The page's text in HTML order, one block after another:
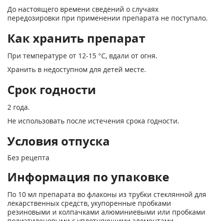
До настоящего времени сведений о случаях
передозировки при применении препарата не поступало.
Как хранить препарат
При температуре от 12-15 °С, вдали от огня.
Хранить в недоступном для детей месте.
Срок годности
2 года.
Не использовать после истечения срока годности.
Условия отпуска
Без рецепта
Информация по упаковке
По 10 мл препарата во флаконы из трубки стеклянной для
лекарственных средств, укупоренные пробками
резиновыми и колпачками алюминиевыми или пробками